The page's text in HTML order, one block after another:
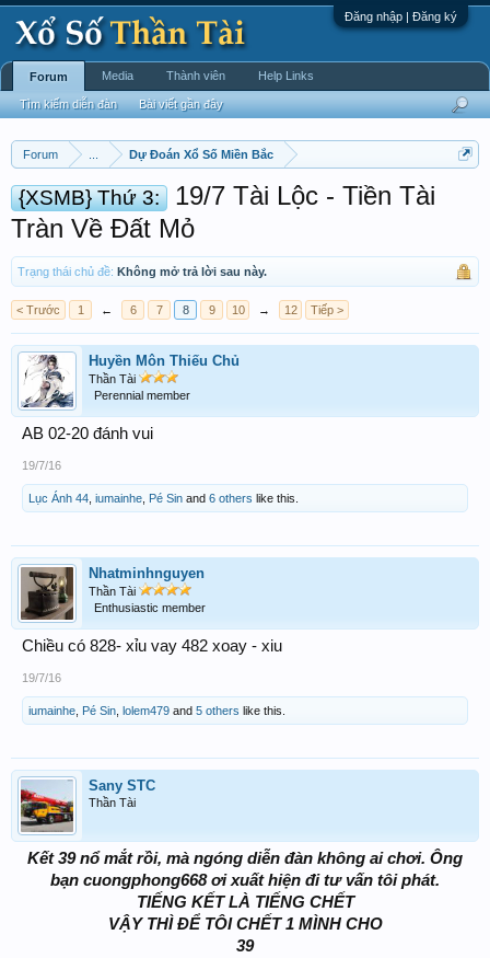
Đăng nhập | Đăng ký
Forum Dự Đoán Xổ Số Miền Bắc
{XSMB} Thứ 3:
19/7 Tài Lộc - Tiền Tài
Tràn Về Đất Mỏ
Trạng thái chủ đề: Không mở trả lời sau này.
< Trước 1 ← 6 7 8 9 10 → 12 Tiếp >
Huyền Môn Thiếu Chủ
Thần Tài
Perennial member
AB 02-20 đánh vui
19/7/16
Lục Ánh 44 iumainhe Pé Sin and 6 others like this.
Nhatminhnguyen
Thần Tài
Enthusiastic member
Chiều có 828- xỉu vay 482 xoay - xiu
19/7/16
iumainhe Pé Sin lolem479 and 5 others like this.
Sany STC
Thần Tài
Kết 39 nổ mắt rồi, mà ngóng diễn đàn không ai chơi. Ông
bạn cuongphong668 ơi xuất hiện đi tư vấn tôi phát.
TIẾNG KẾT LÀ TIẾNG CHẾT
VẬY THÌ ĐỂ TÔI CHẾT 1 MÌNH CHO
39
Forum
Tìm kiếm diễn đàn Bài viết gần đây
Media Thành viên Help Links